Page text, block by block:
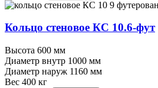
Кольцо стеновое КС 10.6⁠-⁠фут
Высота 600 мм
Диаметр внутр 1000 мм
Диаметр наруж 1160 мм
Вес 400 кг